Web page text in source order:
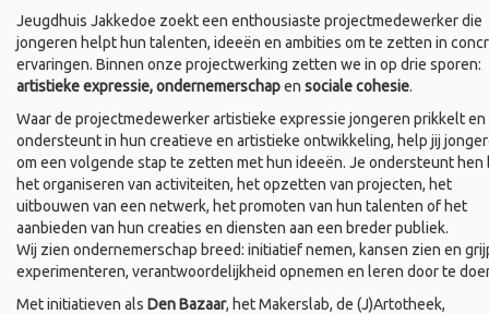
Jeugdhuis Jakkedoe zoekt een enthousiaste projectmedewerker die
jongeren helpt hun talenten, ideeën en ambities om te zetten in
ervaringen. Binnen onze projectwerking zetten we in op drie sporen:
artistieke expressie, ondernemerschapen sociale cohesie.
Waar de projectmedewerker artistieke expressie jongeren prikkelt en
ondersteunt in hun creatieve en artistieke ontwikkeling, help jij
om een volgende stap te zetten met hun ideeën. Je ondersteunt hen
het organiseren van activiteiten, het opzetten van projecten, het
uitbouwen van een netwerk, het promoten van hun talenten of het
aanbieden van hun creaties en diensten aan een breder publiek.
Wij zien ondernemerschap breed: initiatief nemen, kansen zien en
experimenteren, verantwoordelijkheid opnemen en leren door te
Met initiatieven als Den Bazaar, het Makerslab, de (J)Artotheek,